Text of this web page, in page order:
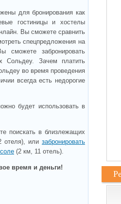
для бронирования как
гостиницы и хостелы
Вы сможете сравнить
спецпредложения на
забронировать
Сольдеу. Зачем платить
во время проведения
всегда есть недорогие
будет использовать в
поискать в близлежащих
отеля), илизабронировать
(2 км, 11 отель).
время и деньги!